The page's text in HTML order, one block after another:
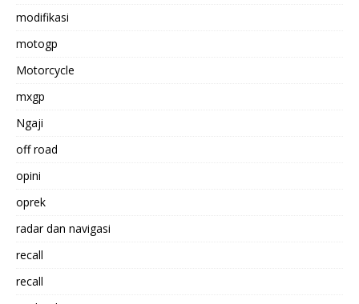
modifikasi
motogp
Motorcycle
mxgp
Ngaji
off road
opini
oprek
radar dan navigasi
recall
recall